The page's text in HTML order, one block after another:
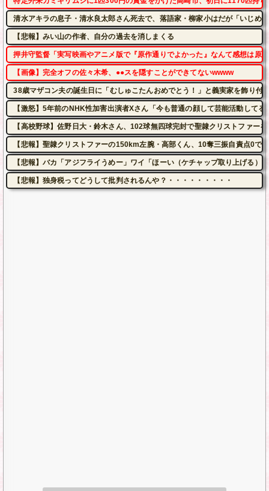
清水アキラの息子・清水良太郎さん死去で、落語家・柳家小はだが「いじめ
【悲報】みい山の作者、自分の過去を消しまくる
押井守監督「実写映画やアニメ版で『原作通りでよかった』なんて感想は原
【画像】完全オフの佐々木希、●●スを隠すことができてないwwww
38歳マザコン夫の誕生日に「むしゅこたんおめでとう！」と義実家を飾り
【激怒】5年前のNHK性加害出演者Xさん「今も普通の顔して芸能活動して
【高校野球】佐野日大・鈴木さん、102球無四球完封で聖隷クリストファー
【悲報】聖隷クリストファーの150km左腕・高部くん、10奪三振自責点0で
【悲報】バカ「アジフライうめー」ワイ「ほーい（ケチャップ取り上げる）
【悲報】独身税ってどうして批判されるんや？・・・・・・・・・